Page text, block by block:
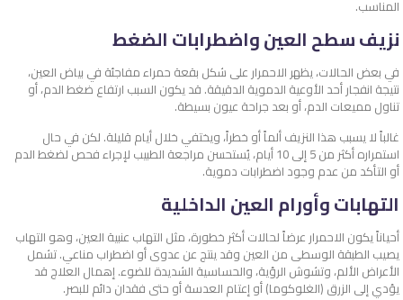
المناسب.
نزيف سطح العين واضطرابات الضغط
في بعض الحالات، يظهر الاحمرار على شكل بقعة حمراء مفاجئة في بياض العين،
نتيجة انفجار أحد الأوعية الدموية الدقيقة. قد يكون السبب ارتفاع ضغط الدم، أو
تناول مميعات الدم، أو بعد جراحة عيون بسيطة.
غالباً لا يسبب هذا النزيف ألماً أو خطراً، ويختفي خلال أيام قليلة. لكن في حال
استمراره أكثر من 5 إلى 10 أيام، يُستحسن مراجعة الطبيب لإجراء فحص لضغط الدم
أو التأكد من عدم وجود اضطرابات دموية.
التهابات وأورام العين الداخلية
أحياناً يكون الاحمرار عرضاً لحالات أكثر خطورة، مثل التهاب عنبية العين، وهو التهاب
يصيب الطبقة الوسطى من العين وقد ينتج عن عدوى أو اضطراب مناعي. تشمل
الأعراض الألم، وتشوش الرؤية، والحساسية الشديدة للضوء. إهمال العلاج قد
يؤدي إلى الزرق (الغلوكوما) أو إعتام العدسة أو حتى فقدان دائم للبصر.